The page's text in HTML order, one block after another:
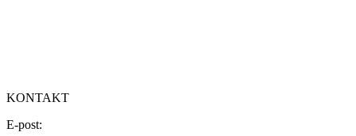
KONTAKT
E-post: